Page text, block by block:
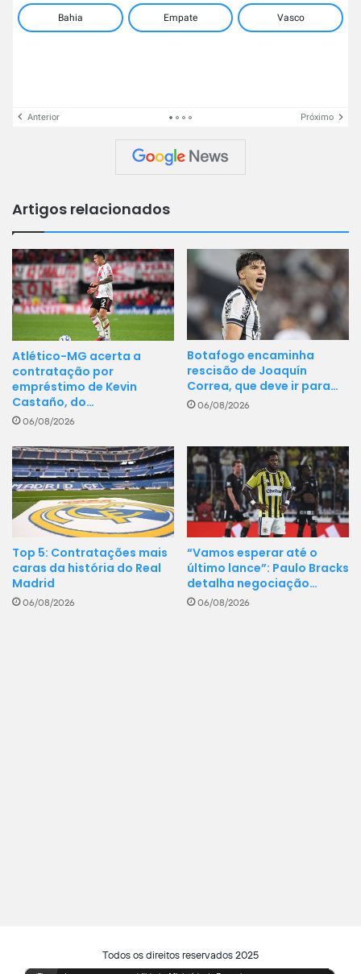
Bahia Empate Vasco
Anterior Próximo
Artigos relacionados
Atlético-MG acerta a
contratação por
empréstimo de Kevin
Castaño, do…
06/08/2026
Botafogo encaminha
rescisão de Joaquín
Correa, que deve ir para…
06/08/2026
Top 5: Contratações mais
caras da história do Real
Madrid
06/08/2026
“Vamos esperar até o
último lance”: Paulo Bracks
detalha negociação…
06/08/2026
Todos os direitos reservados 2025